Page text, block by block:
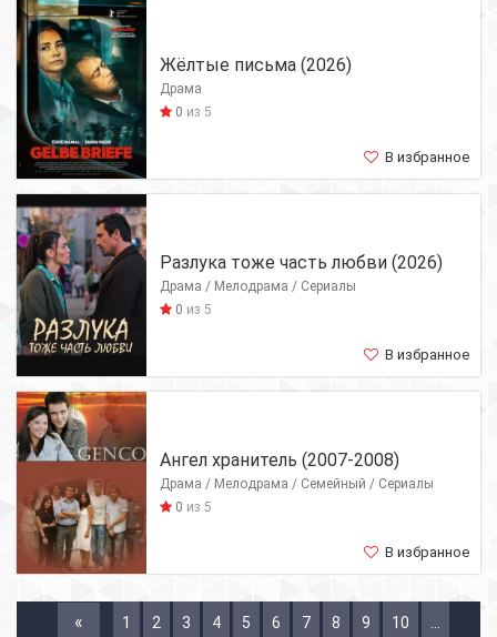
Жёлтые письма (2026)
Драма
0 из 5
В избранное
Разлука тоже часть любви (2026)
Драма / Мелодрама / Сериалы
0 из 5
В избранное
Ангел хранитель (2007-2008)
Драма / Мелодрама / Семейный / Сериалы
0 из 5
В избранное
« 1 2 3 4 5 6 7 8 9 10